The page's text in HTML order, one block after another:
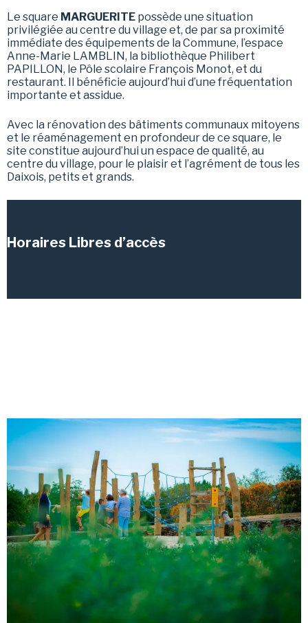
Le square MARGUERITE possède une situation
privilégiée au centre du village et, de par sa proximité
immédiate des équipements de la Commune, l’espace
Anne-Marie LAMBLIN, la bibliothèque Philibert
PAPILLON, le Pôle scolaire François Monot, et du
restaurant. Il bénéficie aujourd’hui d’une fréquentation
importante et assidue.
Avec la rénovation des bâtiments communaux mitoyens
et le réaménagement en profondeur de ce square, le
site constitue aujourd’hui un espace de qualité, au
centre du village, pour le plaisir et l’agrément de tous les
Daixois, petits et grands.
Horaires Libres d’accès